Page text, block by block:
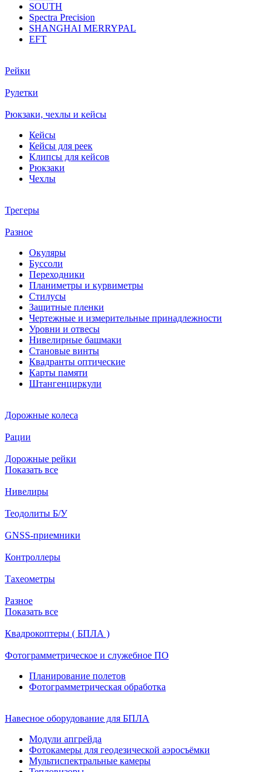
SOUTH
Spectra Precision
SHANGHAI MERRYPAL
EFT
Рейки
Рулетки
Рюкзаки, чехлы и кейсы
Кейсы
Кейсы для реек
Клипсы для кейсов
Рюкзаки
Чехлы
Трегеры
Разное
Окуляры
Буссоли
Переходники
Планиметры и курвиметры
Стилусы
Защитные пленки
Чертежные и измерительные принадлежности
Уровни и отвесы
Нивелирные башмаки
Становые винты
Квадранты оптические
Карты памяти
Штангенциркули
Дорожные колеса
Рации
Дорожные рейки
Показать все
Нивелиры
Теодолиты Б/У
GNSS-приемники
Контроллеры
Тахеометры
Разное
Показать все
Квадрокоптеры ( БПЛА )
Фотограмметрическое и служебное ПО
Планирование полетов
Фотограмметрическая обработка
Навесное оборудование для БПЛА
Модули апгрейда
Фотокамеры для геодезической аэросъёмки
Мультиспектральные камеры